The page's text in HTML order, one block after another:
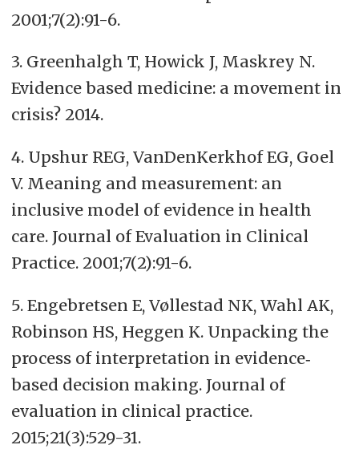
2001;7(2):91-6.
3. Greenhalgh T, Howick J, Maskrey N.
Evidence based medicine: a movement in
crisis? 2014.
4. Upshur REG, VanDenKerkhof EG, Goel
V. Meaning and measurement: an
inclusive model of evidence in health
care. Journal of Evaluation in Clinical
Practice. 2001;7(2):91-6.
5. Engebretsen E, Vøllestad NK, Wahl AK,
Robinson HS, Heggen K. Unpacking the
process of interpretation in evidence‐
based decision making. Journal of
evaluation in clinical practice.
2015;21(3):529-31.